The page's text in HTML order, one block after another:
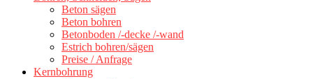
Beton sägen
Beton bohren
Betonboden /-decke /-wand
Estrich bohren/sägen
Preise / Anfrage
Kernbohrung